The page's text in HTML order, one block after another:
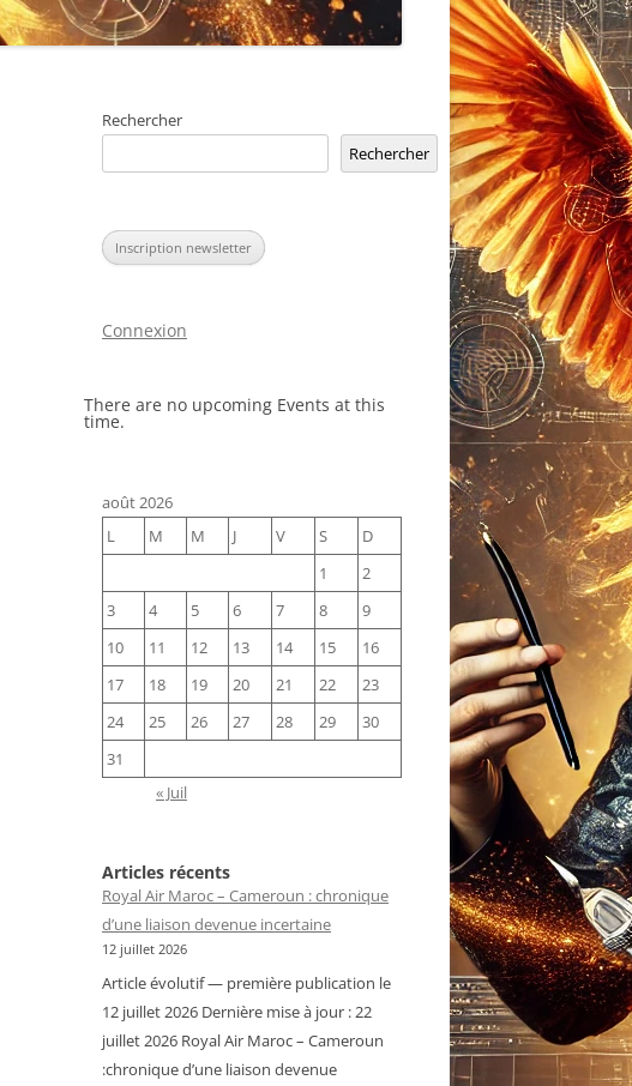
Rechercher
Rechercher
Inscription newsletter
Connexion
There are no upcoming Events at this
time.
août 2026
L
M M J V S
D
1
2
3
4 5 6 7 8
9
10
11 12 13 14 15
16
17
18 19 20 21 22
23
24
25 26 27 28 29
30
31
« Juil
Articles récents
Royal Air Maroc – Cameroun : chronique
d’une liaison devenue incertaine
12 juillet 2026
Article évolutif — première publication le
12 juillet 2026 Dernière mise à jour : 22
juillet 2026 Royal Air Maroc – Cameroun
:chronique d’une liaison devenue